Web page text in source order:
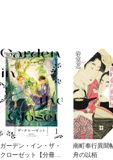
ガーデン・イン・ザ・
クローゼット【分冊
南町奉行異
舟の以栢